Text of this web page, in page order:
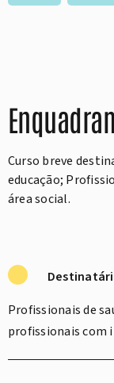
Curso breve
educação;
área social.
Profissionais de
profissionais com